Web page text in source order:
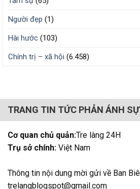
Người đẹp (1)
Hài hước (103)
Chính trị – xã hội (6.458)
TRANG TIN TỨC PHẢN ÁNH
Cơ quan chủ quản:Tre làng 24H
Trụ sở chính: Việt Nam
Thông tin nội dung mời gửi về Ban
trelangblogspot@gmail.com